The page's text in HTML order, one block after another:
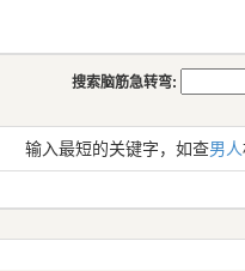
搜索脑筋急转弯:
输入最短的关键字，如查男人